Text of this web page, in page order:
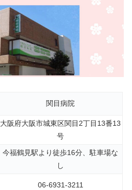
関目病院
大阪府大阪市城東区関目2丁目13番13
号
今福鶴見駅より徒歩16分、駐車場な
し
06-6931-3211